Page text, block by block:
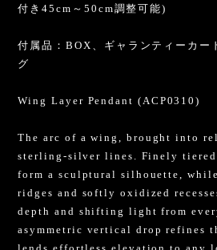
付き45cm～50cm調整可能)
付属品：BOX、ギャランティーカー
グ
Wing Layer Pendant (ACP0310)
The arc of a wing, brought into
sterling-silver lines. Finely tiered
form a sculptural silhouette,
ridges and softly oxidized
depth and shifting light from
asymmetric vertical drop refines